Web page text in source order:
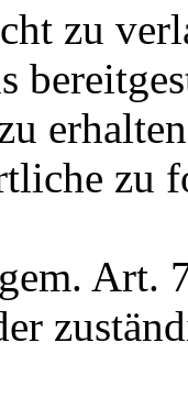
zu
zu
Art.